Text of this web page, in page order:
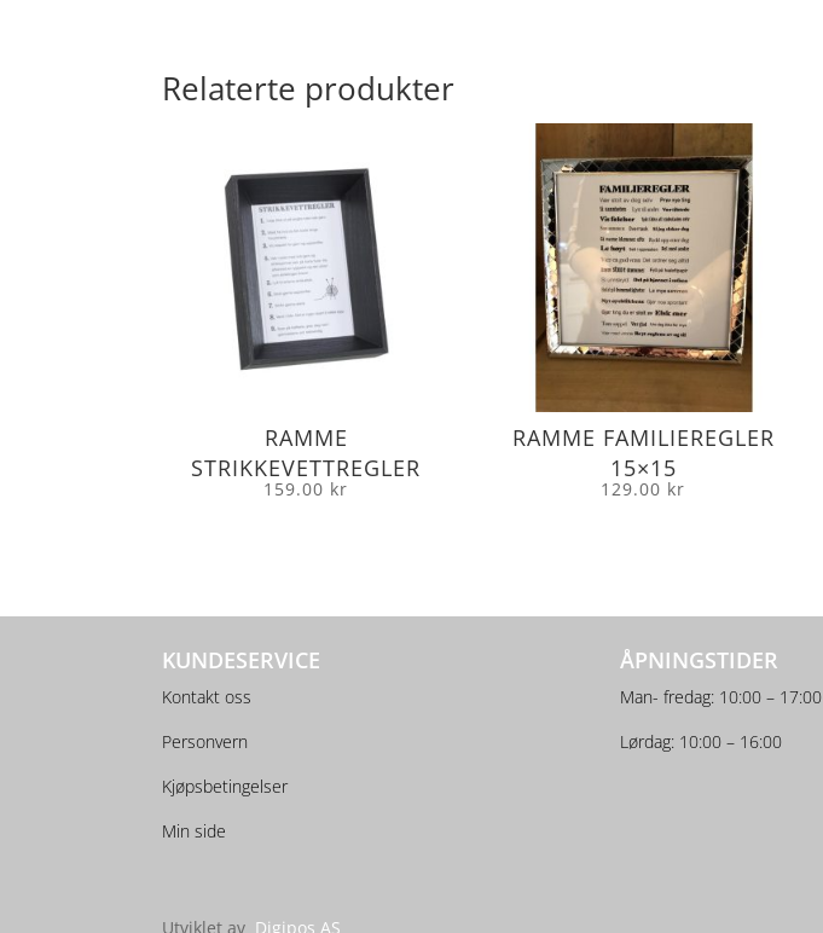
Relaterte produkter
RAMME
STRIKKEVETTREGLER
159.00 kr
RAMME FAMILIEREGLER
15×15
129.00 kr
KUNDESERVICE
Kontakt oss
Personvern
Kjøpsbetingelser
Min side
ÅPNINGSTIDER
Man- fredag: 10:00 – 17:00
Lørdag: 10:00 – 16:00
Utviklet av Digipos AS